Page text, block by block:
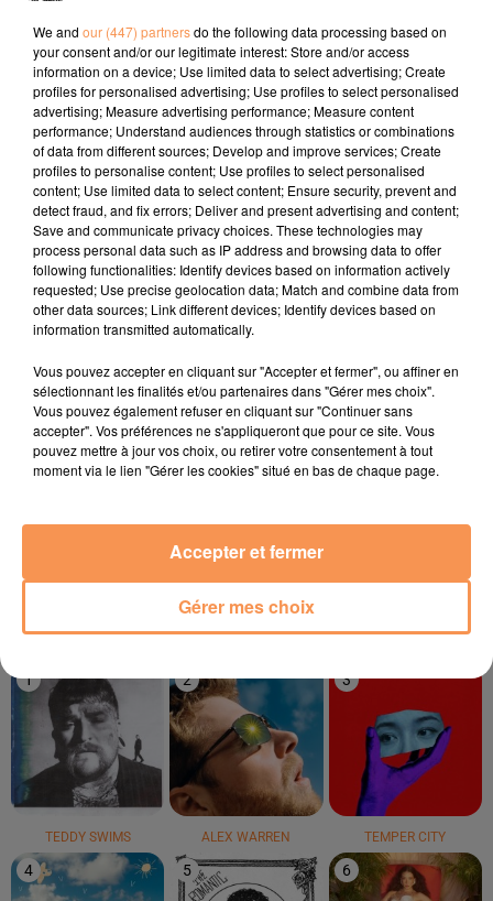
Site internet :https://www.grosfillex-all.com/
Page Facebook : Grosfillex All Lescar
Tel : 05 59 30 41 09
TITRES DIFFUSÉS
6h08
6h08
MOME
6h04
6h04
PONY PONY RUN RUN
Get Away
6h00
6h00
FOSTER THE PEOPLE
1
TEDDY SWIMS
2
ALEX WARREN
3
TEMPER CITY
4 5 6
We and our (447) partnersdo the following data processing based on
your consent and/or our legitimate interest: Store and/or access
information on a device; Use limited data to select advertising; Create
profiles for personalised advertising; Use profiles to select personalised
advertising; Measure advertising performance; Measure content
performance; Understand audiences through statistics or combinations
of data from different sources; Develop and improve services; Create
profiles to personalise content; Use profiles to select personalised
content; Use limited data to select content; Ensure security, prevent and
detect fraud, and fix errors; Deliver and present advertising and content;
Save and communicate privacy choices. These technologies may
process personal data such as IP address and browsing data to offer
following functionalities: Identify devices based on information actively
requested; Use precise geolocation data; Match and combine data from
other data sources; Link different devices; Identify devices based on
information transmitted automatically.
Vous pouvez accepter en cliquant sur "Accepter et fermer", ou affiner en
sélectionnant les finalités et/ou partenaires dans "Gérer mes choix".
Vous pouvez également refuser en cliquant sur "Continuer sans
accepter". Vos préférences ne s'appliqueront que pour ce site. Vous
pouvez mettre à jour vos choix, ou retirer votre consentement à tout
moment via le lien "Gérer les cookies" situé en bas de chaque page.
Gérer mes choix
Accepter et fermer